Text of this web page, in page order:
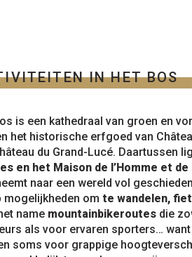
IN HET BOS
is een kathedraal van groen en
het historische erfgoed van
du Grand-Lucé. Daartussen
en het Maison de l’Homme et
naar een wereld vol
mogelijkheden om te wandelen,
name mountainbikeroutes die
als voor ervaren sporters…
soms voor grappige